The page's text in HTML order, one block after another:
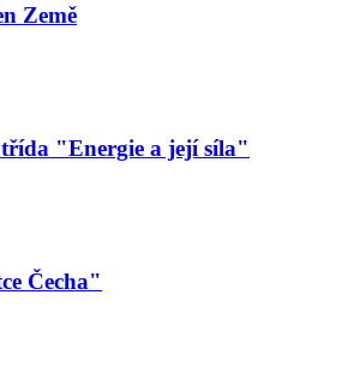
Země
"Energie a její síla"
Čecha"